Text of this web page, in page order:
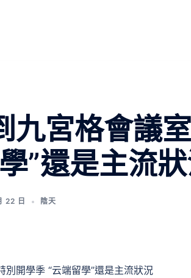
九宮格會議
”還是主流
22 日 陰天
開學季 “云端留學”還是主流狀況